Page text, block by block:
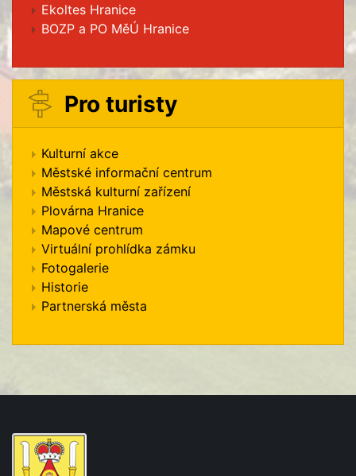
Ekoltes Hranice
BOZP a PO MěÚ Hranice
Pro turisty
Kulturní akce
Městské informační centrum
Městská kulturní zařízení
Plovárna Hranice
Mapové centrum
Virtuální prohlídka zámku
Fotogalerie
Historie
Partnerská města